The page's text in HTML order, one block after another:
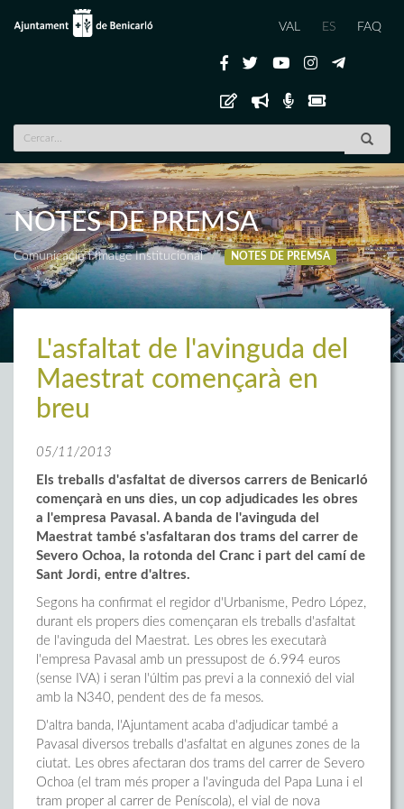
VAL ES FAQ
NOTES DE PREMSA
Comunicació i Imatge Institucional NOTES DE PREMSA
L'asfaltat de l'avinguda del
Maestrat començarà en
breu
05/11/2013
Els treballs d'asfaltat de diversos carrers de Benicarló
començarà en uns dies, un cop adjudicades les obres
a l'empresa Pavasal. A banda de l'avinguda del
Maestrat també s'asfaltaran dos trams del carrer de
Severo Ochoa, la rotonda del Cranc i part del camí de
Sant Jordi, entre d'altres.
Segons ha confirmat el regidor d'Urbanisme, Pedro López,
durant els propers dies començaran els treballs d'asfaltat
de l'avinguda del Maestrat. Les obres les executarà
l'empresa Pavasal amb un pressupost de 6.994 euros
(sense IVA) i seran l'últim pas previ a la connexió del vial
amb la N340, pendent des de fa mesos.
D'altra banda, l'Ajuntament acaba d'adjudicar també a
Pavasal diversos treballs d'asfaltat en algunes zones de la
ciutat. Les obres afectaran dos trams del carrer de Severo
Ochoa (el tram més proper a l'avinguda del Papa Luna i el
tram proper al carrer de Peníscola), el vial de nova